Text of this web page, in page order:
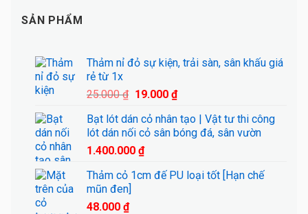
SẢN PHẨM
Thảm nỉ đỏ sự kiện, trải sàn, sân khấu giá
rẻ từ 1x
25.000₫ Giá
là:
25.000 ₫.
19.000 ₫Giá
tại
là:
Bạt lót dán cỏ nhân tạo | Vật tư thi công
lót dán nối cỏ sân bóng đá, sân vườn
1.400.000 ₫
Thảm cỏ 1cm đế PU loại tốt [Hạn chế
mũn đen]
48.000 ₫